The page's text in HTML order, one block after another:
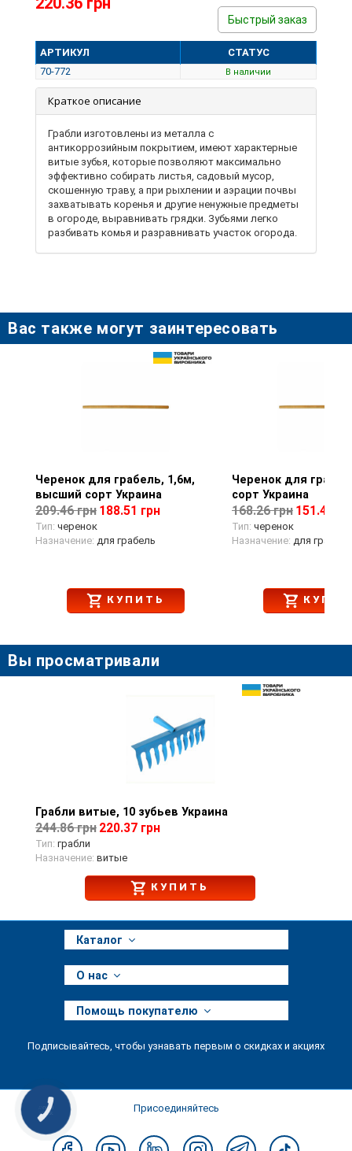
Быстрый заказ
АРТИКУЛ
СТАТУС
70-772
В наличии
Краткое описание
Грабли изготовлены из металла с
антикоррозийным покрытием, имеют характерные
витые зубья, которые позволяют максимально
эффективно собирать листья, садовый мусор,
скошенную траву, а при рыхлении и аэрации почвы
захватывать коренья и другие ненужные предметы
в огороде, выравнивать грядки. Зубьями легко
разбивать комья и разравнивать участок огорода.
размеру и весу.
Вас также могут заинтересовать
Просмотр товара
Черенок для грабель, 1,6м,
высший сорт Украина
209.46 грн 188.51 грн
Тип: черенок
Назначение: для грабель
КУПИТЬ
Просмотр
Черенок для
сорт Украина
168.26 грн 151.43
Тип: черенок
Назначение: для грабель
Вы просматривали
Просмотр товара
Грабли витые, 10 зубьев Украина
244.86 грн 220.37 грн
Тип: грабли
Назначение: витые
КУПИТЬ
Каталог
О нас
Помощь покупателю
Подписывайтесь, чтобы узнавать первым о скидках и акциях
Присоединяйтесь
КНОПКА
ЗВ'ЯЗКУ